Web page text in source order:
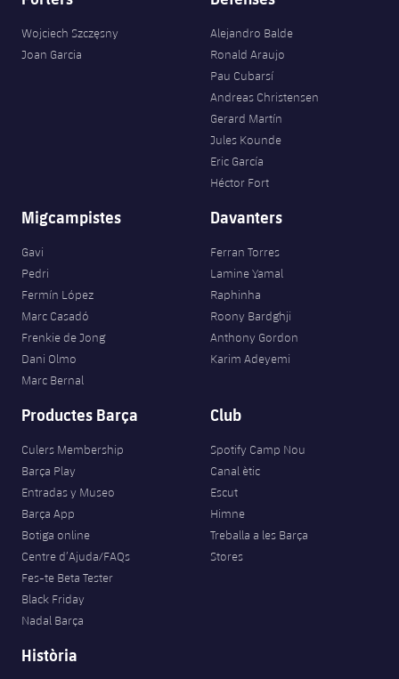
Wojciech Szczęsny
Joan Garcia
Alejandro Balde
Ronald Araujo
Pau Cubarsí
Andreas Christensen
Gerard Martín
Jules Kounde
Eric García
Héctor Fort
Migcampistes
Gavi
Pedri
Fermín López
Marc Casadó
Frenkie de Jong
Dani Olmo
Marc Bernal
Davanters
Ferran Torres
Lamine Yamal
Raphinha
Roony Bardghji
Anthony Gordon
Karim Adeyemi
Productes Barça
Culers Membership
Barça Play
Entradas y Museo
Barça App
Botiga online
Centre d’Ajuda/FAQs
Fes-te Beta Tester
Black Friday
Nadal Barça
Club
Spotify Camp Nou
Canal ètic
Escut
Himne
Treballa a les Barça
Stores
Història